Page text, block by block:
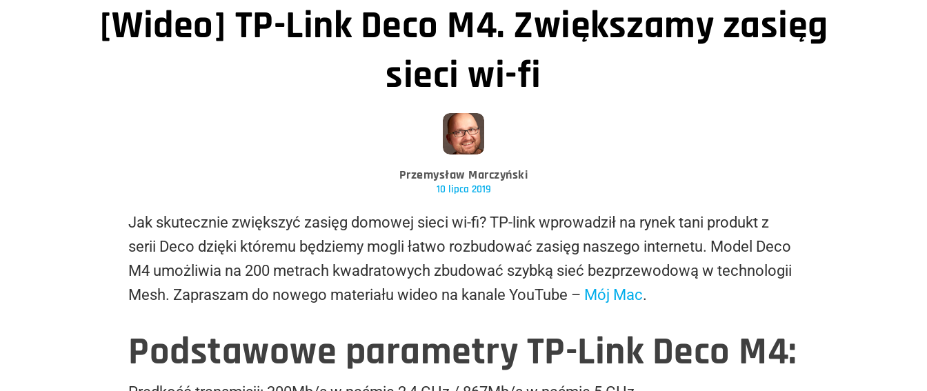
[Wideo] TP-Link Deco M4. Zwiększamy zasięg
sieci wi-fi
Przemysław Marczyński
10 lipca 2019
Jak skutecznie zwiększyć zasięg domowej sieci wi-fi? TP-link wprowadził na rynek tani produkt z
serii Deco dzięki któremu będziemy mogli łatwo rozbudować zasięg naszego internetu. Model Deco
M4 umożliwia na 200 metrach kwadratowych zbudować szybką sieć bezprzewodową w technologii
Mesh. Zapraszam do nowego materiału wideo na kanale YouTube – Mój Mac.
Podstawowe parametry TP-Link Deco M4: